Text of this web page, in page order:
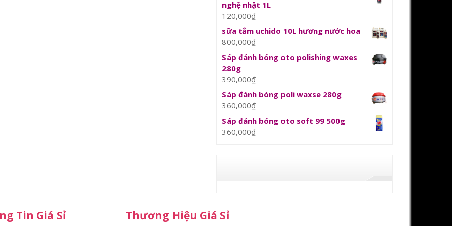
nghệ nhật 1L
120,000₫
sữa tắm uchido 10L hương nước hoa
800,000₫
Sáp đánh bóng oto polishing waxes
280g
390,000₫
Sáp đánh bóng poli waxse 280g
360,000₫
Sáp đánh bóng oto soft 99 500g
360,000₫
Tin Giá Sỉ Thương Hiệu Giá Sỉ